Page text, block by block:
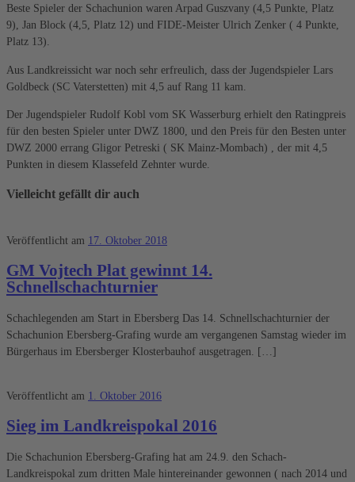
Beste Spieler der Schachunion waren Arpad Guszvany (4,5 Punkte, Platz
9), Jan Block (4,5, Platz 12) und FIDE-Meister Ulrich Zenker ( 4 Punkte,
Platz 13).
Aus Landkreissicht war noch sehr erfreulich, dass der Jugendspieler Lars
Goldbeck (SC Vaterstetten) mit 4,5 auf Rang 11 kam.
Der Jugendspieler Rudolf Kobl vom SK Wasserburg erhielt den Ratingpreis
für den besten Spieler unter DWZ 1800, und den Preis für den Besten unter
DWZ 2000 errang Gligor Petreski ( SK Mainz-Mombach) , der mit 4,5
Punkten in diesem Klassefeld Zehnter wurde.
Vielleicht gefällt dir auch
Veröffentlicht am 17. Oktober 2018
GM Vojtech Plat gewinnt 14.
Schnellschachturnier
Schachlegenden am Start in Ebersberg Das 14. Schnellschachturnier der
Schachunion Ebersberg-Grafing wurde am vergangenen Samstag wieder im
Bürgerhaus im Ebersberger Klosterbauhof ausgetragen. […]
Veröffentlicht am 1. Oktober 2016
Sieg im Landkreispokal 2016
Die Schachunion Ebersberg-Grafing hat am 24.9. den Schach-
Landkreispokal zum dritten Male hintereinander gewonnen ( nach 2014 und